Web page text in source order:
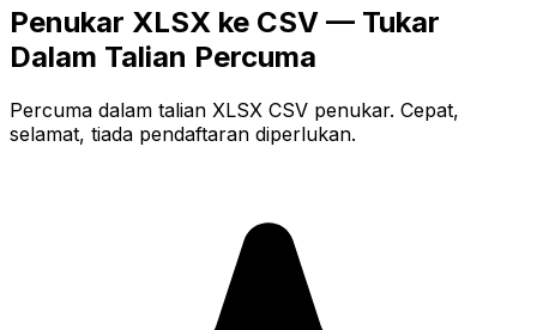
Penukar XLSX ke CSV — Tukar
Dalam Talian Percuma
Percuma dalam talian XLSX CSV penukar. Cepat,
selamat, tiada pendaftaran diperlukan.